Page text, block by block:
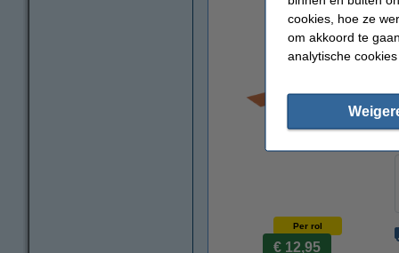
Per rol
€ 12,95
cookies, hoe ze
om akkoord te
analytische